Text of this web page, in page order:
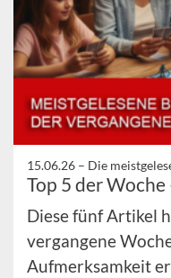
15.06.26 – Die
Top 5 der
Diese fünf Artikel
vergangene
Aufmerksamkeit